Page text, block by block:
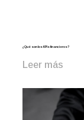
¿Qué son los KPIs financieros?
Leer más